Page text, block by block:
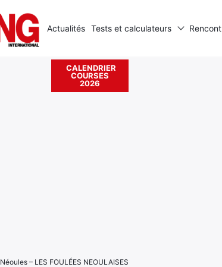
Néoules – LES FOULÉES NEOULAISES
Actualités Tests et calculateurs
CALENDRIER
COURSES
2026
Rechercher